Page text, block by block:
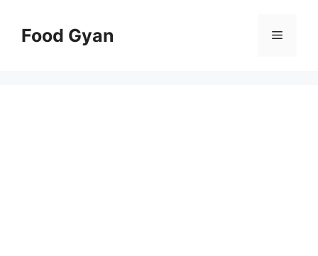
contentFood Gyan Menu